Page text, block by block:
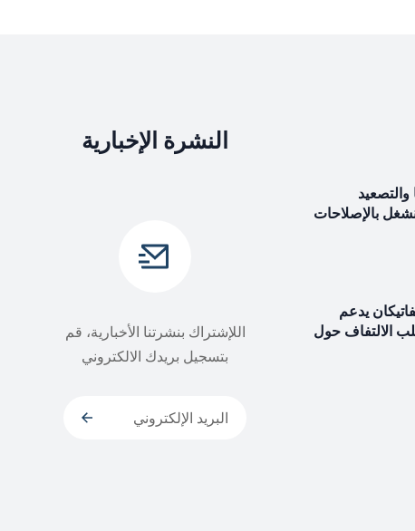
بالإصلاحات
يدعم
الالتفاف حول
النشرة الإخبارية
اللإشتراك بنشرتنا الأخبارية، قم
بتسجيل بريدك الالكتروني